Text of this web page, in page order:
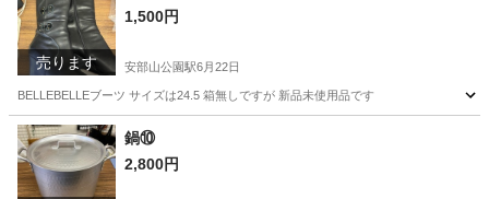
売ります
1,500円
安部山公園駅6月22日
BELLEBELLEブーツ サイズは24.5 箱無しですが 新品未使用品です
福岡 北九州市 安部山公園駅
鍋⑩
2,800円